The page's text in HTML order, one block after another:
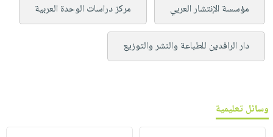
مؤسسة الإنتشار العربي مركز دراسات الوحدة العربية
دار الرافدين للطباعة والنشر والتوزيع
وسائل تعليمية